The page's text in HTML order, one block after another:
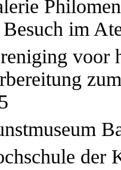
im
voor
der